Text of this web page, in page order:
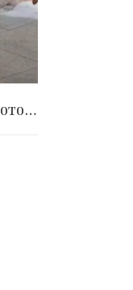
16 попыток сделать крутое фото, которые..